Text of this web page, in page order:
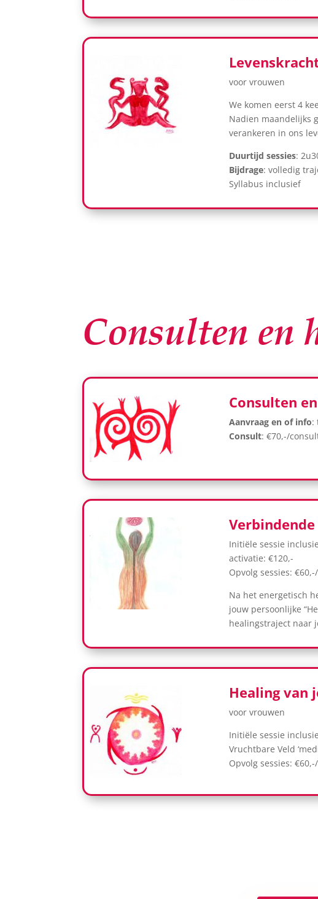
voor vrouwen
We komen eerst 4
Nadien maandelijks
verankeren in ons
Duurtijd sessies:
Bijdrage: volledig
Syllabus inclusief
Consulten en
Consulten
Aanvraag en of info:
Consult: €70,-/
Initiële sessie
activatie: €120,-
Opvolg sessies:
Na het energetisch
jouw persoonlijke
healingstraject naar
Healing van
voor vrouwen
Initiële sessie
Vruchtbare Veld
Opvolg sessies: